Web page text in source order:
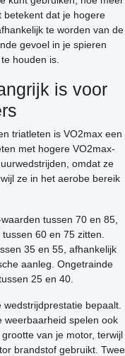
betekent dat je hogere
te worden van de
gevoel in je spieren
houden is.
is voor
triatleten is VO2max een
met hogere VO2max-
omdat ze
ze in het aerobe bereik
tussen 70 en 85,
60 en 75 zitten.
35 en 55, afhankelijk
aanleg. Ongetrainde
25 en 40.
bepaalt.
weerbaarheid spelen ook
van je motor, terwijl
brandstof gebruikt. Twee